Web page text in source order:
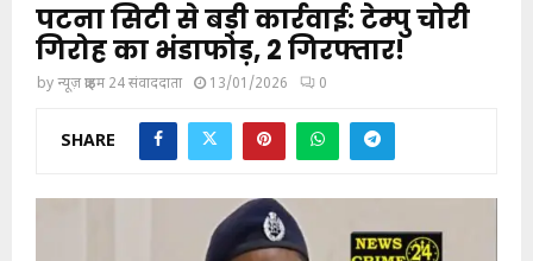
पटना सिटी से बड़ी कार्रवाई: टेम्पु चोरी
गिरोह का भंडाफोड़, 2 गिरफ्तार!
byन्यूज़ क्राइम 24 संवाददाता 13/01/2026 0
SHARE